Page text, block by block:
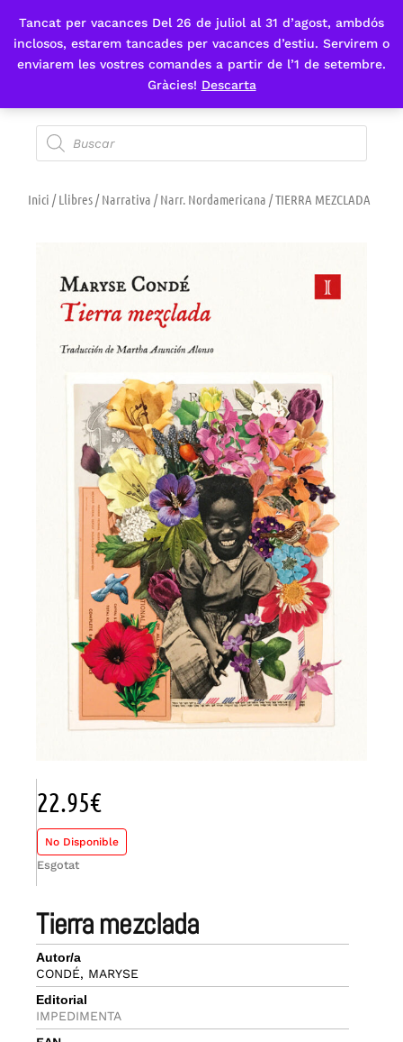
Tancat per vacances Del 26 de juliol al 31 d’agost, ambdós
inclosos, estarem tancades per vacances d’estiu. Servirem o
enviarem les vostres comandes a partir de l’1 de setembre.
Gràcies! Descarta
Fes-te'n sòcia
Inici /Llibres/Narrativa /Narr. Nordamericana / TIERRA MEZCLADA
tierra mezclada
Autor/a
CONDÉ, MARYSE
Editorial
IMPEDIMENTA
22.95€
No Disponible
Esgotat